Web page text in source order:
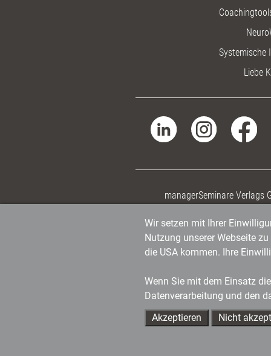
Systemische
Liebe
managerSeminare Verlags
Wir setzen mit Ihrer
Nutzung unserer Webseite
die USA kommen. Ihre
Wenn Sie mit dem Einsatz
Datenverarbeitung und den
Akzeptieren
Nicht